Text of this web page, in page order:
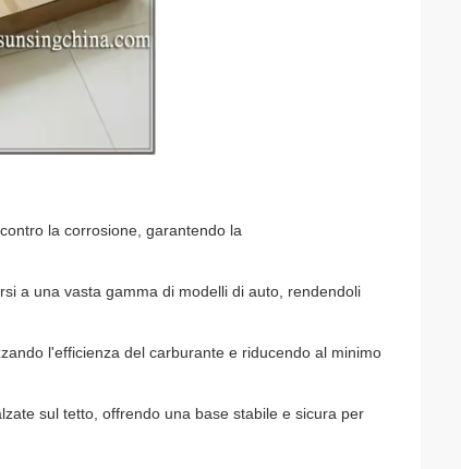
la corrosione, garantendo la
a una vasta gamma di modelli di auto, rendendoli
l'efficienza del carburante e riducendo al minimo
sul tetto, offrendo una base stabile e sicura per